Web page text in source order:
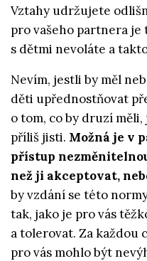
Vztahy udržujete
pro vašeho partnera je
s dětmi nevoláte a
Nevím, jestli by měl
děti upřednostňovat
o tom, co by druzí
příliš jisti. Možná je v
přístup
než ji akceptovat,
by vzdání se této
tak, jako je pro vás
a tolerovat. Za každou
pro vás mohlo být